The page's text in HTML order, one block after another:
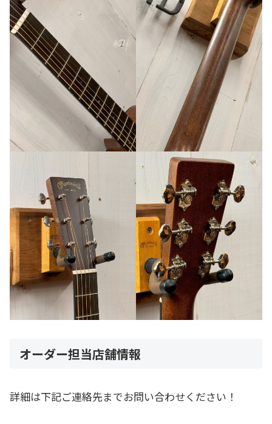
オーダー担当店舗情報
詳細は下記ご連絡先までお問い合わせください！